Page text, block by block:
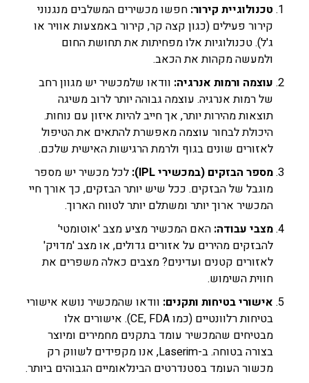
טכנולוגיית קירור: חפשו מכשירים המשלבים מנגנוני
קירור פעילים (כגון קצה קר, קירור באמצעות אוויר או
ג'ל). טכנולוגיות אלו מפחיתות את תחושת החום
ולמעשה מקהות את הכאב.
עוצמה ורמות אנרגיה: וודאו שלמכשיר יש מגוון רחב
של רמות אנרגיה. עוצמה גבוהה יותר לרוב משיגה
תוצאות מהירות יותר, אך חייב להיות איזון עם נוחות.
היכולת לבחור עוצמה מאפשרת להתאים את הטיפול
לאזורים שונים בגוף ולרמת הרגישות האישית שלכם.
מספר הבזקים (במכשירי IPL):
לכל מכשיר יש מספר
מוגבל של הבזקים. ככל שיש יותר הבזקים, כך אורך חיי
המכשיר ארוך יותר ומשתלם יותר לטווח הארוך.
מצבי עבודה: האם המכשיר מציע מצב 'אוטומטי'
להבזקים מהירים על אזורים גדולים, או מצב 'מדויק'
לאזורים קטנים ועדינים? מצבים כאלה משפרים את
חווית השימוש.
אישורי בטיחות ותקנים: וודאו שהמכשיר נושא אישורי
בטיחות רלוונטיים (כמו CE, FDA). אישורים אלו
מבטיחים שהמכשיר עומד בתקנים מחמירים ומיוצר
בצורה בטוחה. ב-Laserim, אנו מקפידים לשווק רק
מכשור העומד בסטנדרטים הבינלאומיים הגבוהים ביותר.